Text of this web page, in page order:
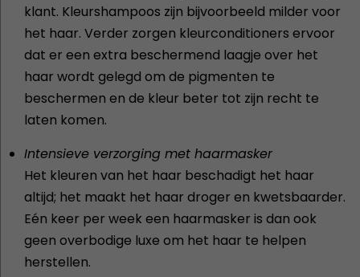
klant. Kleurshampoos zijn bijvoorbeeld milder voor
het haar. Verder zorgen kleurconditioners ervoor
dat er een extra beschermend laagje over het
haar wordt gelegd om de pigmenten te
beschermen en de kleur beter tot zijn recht te
laten komen.
Intensieve verzorging met haarmasker
Het kleuren van het haar beschadigt het haar
altijd; het maakt het haar droger en kwetsbaarder.
Eén keer per week een haarmasker is dan ook
geen overbodige luxe om het haar te helpen
herstellen.